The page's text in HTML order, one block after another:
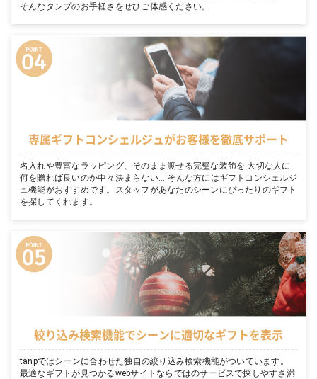
そんなタンプのお手軽さをぜひご体感ください。
専属ギフトコンシェルジュがお客様を徹底サポート
名入れや豊富なラッピング、そのまま渡せる完璧な装飾を 大切な人に
何を贈れば良いのか中々決まらない… そんな方にはギフトコンシェルジ
ュ機能がおすすめです。スタッフがあなたのシーンにぴったりのギフト
を探してくれます。
絞り込み検索機能でシーンに適切なギフトを表示
tanpではシーンに合わせた独自の絞り込み検索機能がついています。
最適なギフトが見つかるwebサイトならではのサービスで探しやすさ満